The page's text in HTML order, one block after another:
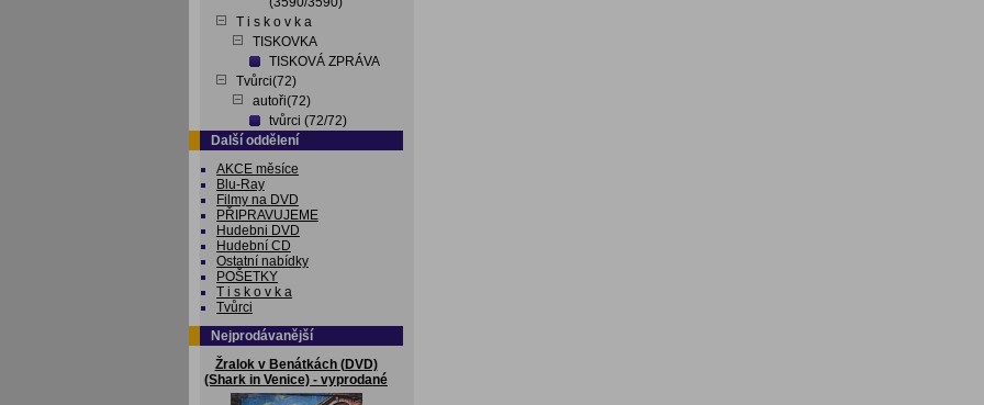
T i s k o v k a
TISKOVKA
TISKOVÁ ZPRÁVA
Tvůrci(72)
autoři(72)
tvůrci (72/72)
Další oddělení
AKCE měsíce
Blu-Ray
Filmy na DVD
PŘIPRAVUJEME
Hudebni DVD
Hudební CD
Ostatní nabídky
POŠETKY
T i s k o v k a
Tvůrci
Nejprodávanější
Žralok v Benátkách (DVD)
(Shark in Venice) - vyprodané